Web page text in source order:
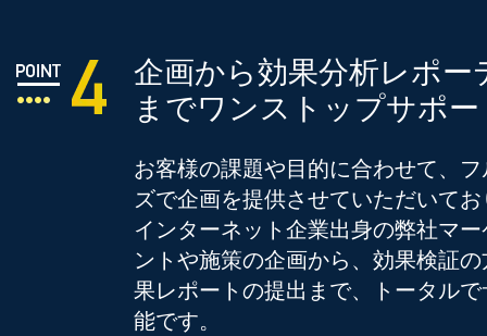
企画から効果分析レポー
までワンストップサポ
お客様の課題や目的に合わせて、
ズで企画を提供させていただいて
インターネット企業出身の弊社マ
ントや施策の企画から、効果検証
果レポートの提出まで、トータル
能です。